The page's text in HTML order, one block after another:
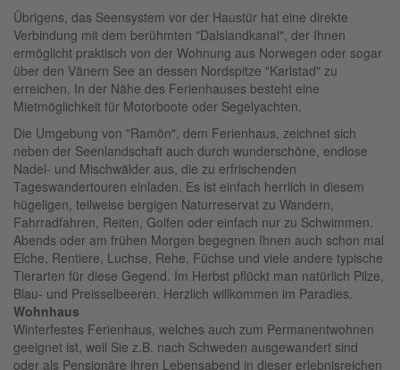
Übrigens, das Seensystem vor der Haustür hat eine direkte
Verbindung mit dem berühmten "Dalslandkanal", der Ihnen
ermöglicht praktisch von der Wohnung aus Norwegen oder sogar
über den Vänern See an dessen Nordspitze "Karlstad" zu
erreichen. In der Nähe des Ferienhauses besteht eine
Mietmöglichkeit für Motorboote oder Segelyachten.
Die Umgebung von "Ramön", dem Ferienhaus, zeichnet sich
neben der Seenlandschaft auch durch wunderschöne, endlose
Nadel- und Mischwälder aus, die zu erfrischenden
Tageswandertouren einladen. Es ist einfach herrlich in diesem
hügeligen, teilweise bergigen Naturreservat zu Wandern,
Fahrradfahren, Reiten, Golfen oder einfach nur zu Schwimmen.
Abends oder am frühen Morgen begegnen Ihnen auch schon mal
Elche, Rentiere, Luchse, Rehe, Füchse und viele andere typische
Tierarten für diese Gegend. Im Herbst pflückt man natürlich Pilze,
Blau- und Preisselbeeren. Herzlich willkommen im Paradies.
Wohnhaus
Winterfestes Ferienhaus, welches auch zum Permanentwohnen
geeignet ist, weil Sie z.B. nach Schweden ausgewandert sind
oder als Pensionäre ihren Lebensabend in dieser erlebnisreichen